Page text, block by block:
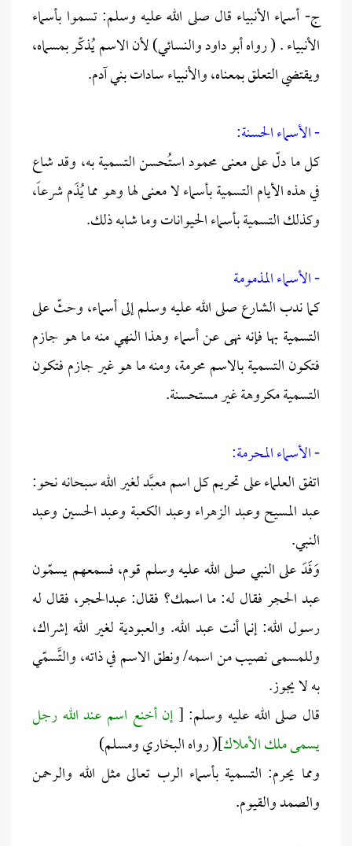
ج- أسماء الأنبياء قال صلى الله عليه وسلم: تسموا بأسماء
الأنبياء . ( رواه أبو داود والنسائي) لأن الاسم يُذكّر بمسماه،
ويقتضي التعلق بمعناه، والأنبياء سادات بني آدم.
- الأسماء الحسنة:
كل ما دلّ على معنى محمود استُحسن التسمية به، وقد شاع
في هذه الأيام التسمية بأسماء لا معنى لها وهو مما يُذَم شرعاً،
وكذلك التسمية بأسماء الحيوانات وما شابه ذلك.
- الأسماء المذمومة
كما ندب الشارع صلى الله عليه وسلم إلى أسماء، وحثّ على
التسمية بها فإنه نهى عن أسماء وهذا النهي منه ما هو جازم
فتكون التسمية بالاسم محرمة، ومنه ما هو غير جازم فتكون
التسمية مكروهة غير مستحسنة.
- الأسماء المحرمة:
اتفق العلماء على تحريم كل اسم معبَّد لغير الله سبحانه نحو:
عبد المسيح وعبد الزهراء وعبد الكعبة وعبد الحسين وعبد
النبي.
وَفَدَ على النبي صلى الله عليه وسلم قوم، فسمعهم يسمّون
عبد الحجر فقال له: ما اسمك؟ فقال: عبدالحجر، فقال له
رسول الله: إنما أنت عبد الله. والعبودية لغير الله إشراك،
وللمسمى نصيب من اسمه/ ونطق الاسم في ذاته، والتَّسمّي
به لا يجوز.
قال صلى الله عليه وسلم: [إن أخنع اسم عند الله رجل
يسمى ملك الأملاك]( رواه البخاري ومسلم)
ومما يحرم: التسمية بأسماء الرب تعالى مثل الله والرحمن
والصمد والقيوم.